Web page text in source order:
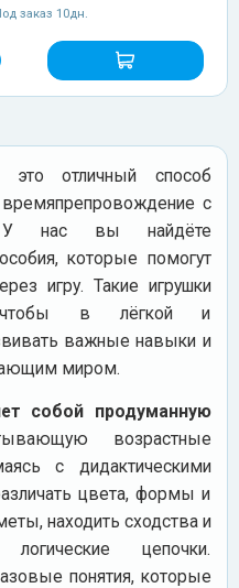
заказ 10дн.
отличный способ
времяпрепровождение с
У нас вы найдёте
которые помогут
игру. Такие игрушки
чтобы в лёгкой и
важные навыки и
миром.
собой продуманную
возрастные
с дидактическими
цвета, формы и
находить сходства и
цепочки.
понятия, которые